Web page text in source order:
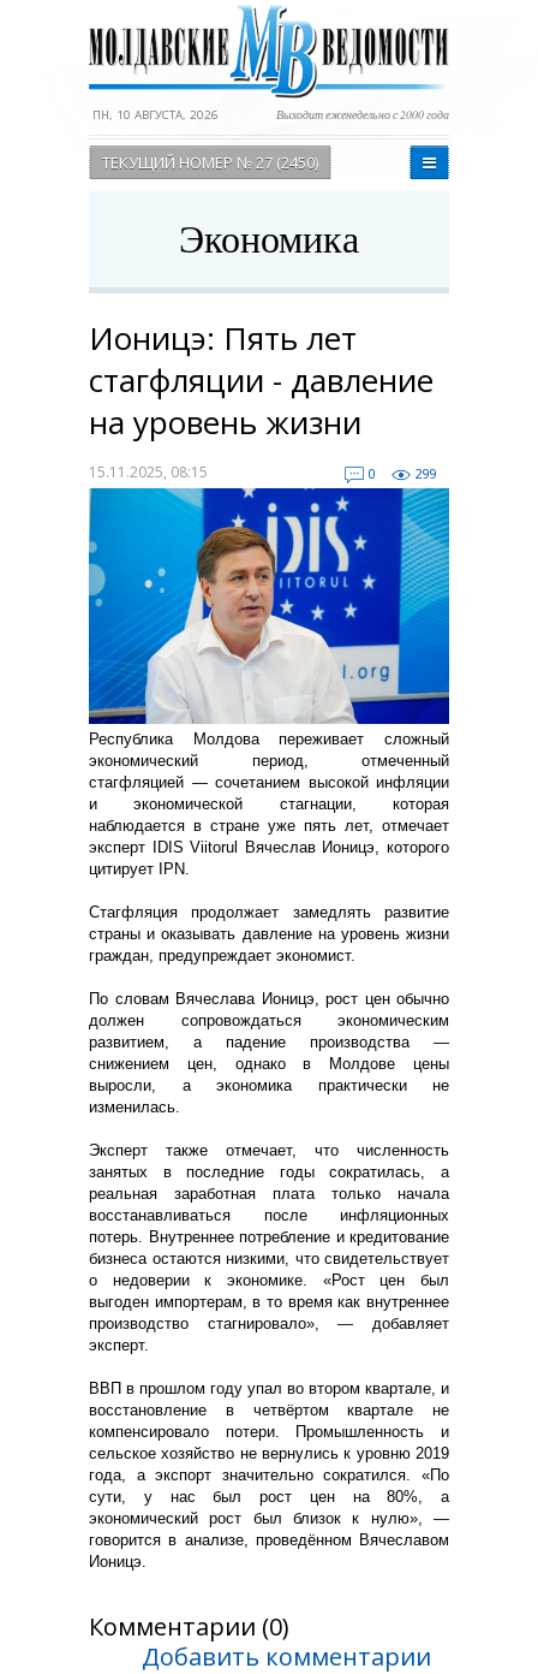
ПН, 10 АВГУСТА, 2026 Выходит еженедельно с 2000 года
ТЕКУЩИЙ НОМЕР № 27 (2450)
Экономика
Ионицэ: Пять лет
стагфляции - давление
на уровень жизни
15.11.2025, 08:15 0 299
Республика Молдова переживает сложный
экономический период, отмеченный
стагфляцией — сочетанием высокой инфляции
и экономической стагнации, которая
наблюдается в стране уже пять лет, отмечает
эксперт IDIS Viitorul Вячеслав Ионицэ, которого
цитирует IPN.
Стагфляция продолжает замедлять развитие
страны и оказывать давление на уровень жизни
граждан, предупреждает экономист.
По словам Вячеслава Ионицэ, рост цен обычно
должен сопровождаться экономическим
развитием, а падение производства —
снижением цен, однако в Молдове цены
выросли, а экономика практически не
изменилась.
Эксперт также отмечает, что численность
занятых в последние годы сократилась, а
реальная заработная плата только начала
восстанавливаться после инфляционных
потерь. Внутреннее потребление и кредитование
бизнеса остаются низкими, что свидетельствует
о недоверии к экономике. «Рост цен был
выгоден импортерам, в то время как внутреннее
производство стагнировало», — добавляет
эксперт.
ВВП в прошлом году упал во втором квартале, и
восстановление в четвёртом квартале не
компенсировало потери. Промышленность и
сельское хозяйство не вернулись к уровню 2019
года, а экспорт значительно сократился. «По
сути, у нас был рост цен на 80%, а
экономический рост был близок к нулю», —
говорится в анализе, проведённом Вячеславом
Ионицэ.
Комментарии (0)
Добавить комментарии